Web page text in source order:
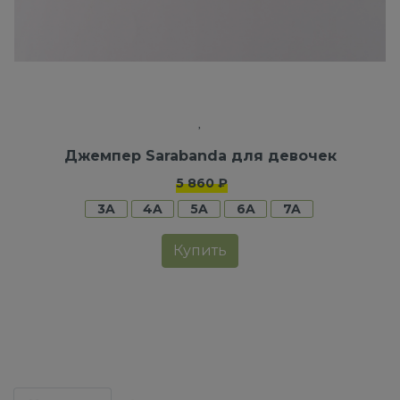
Джемпер Sarabanda для девочек
5 860 ₽
3A
4A 5A 6A 7A
Купить